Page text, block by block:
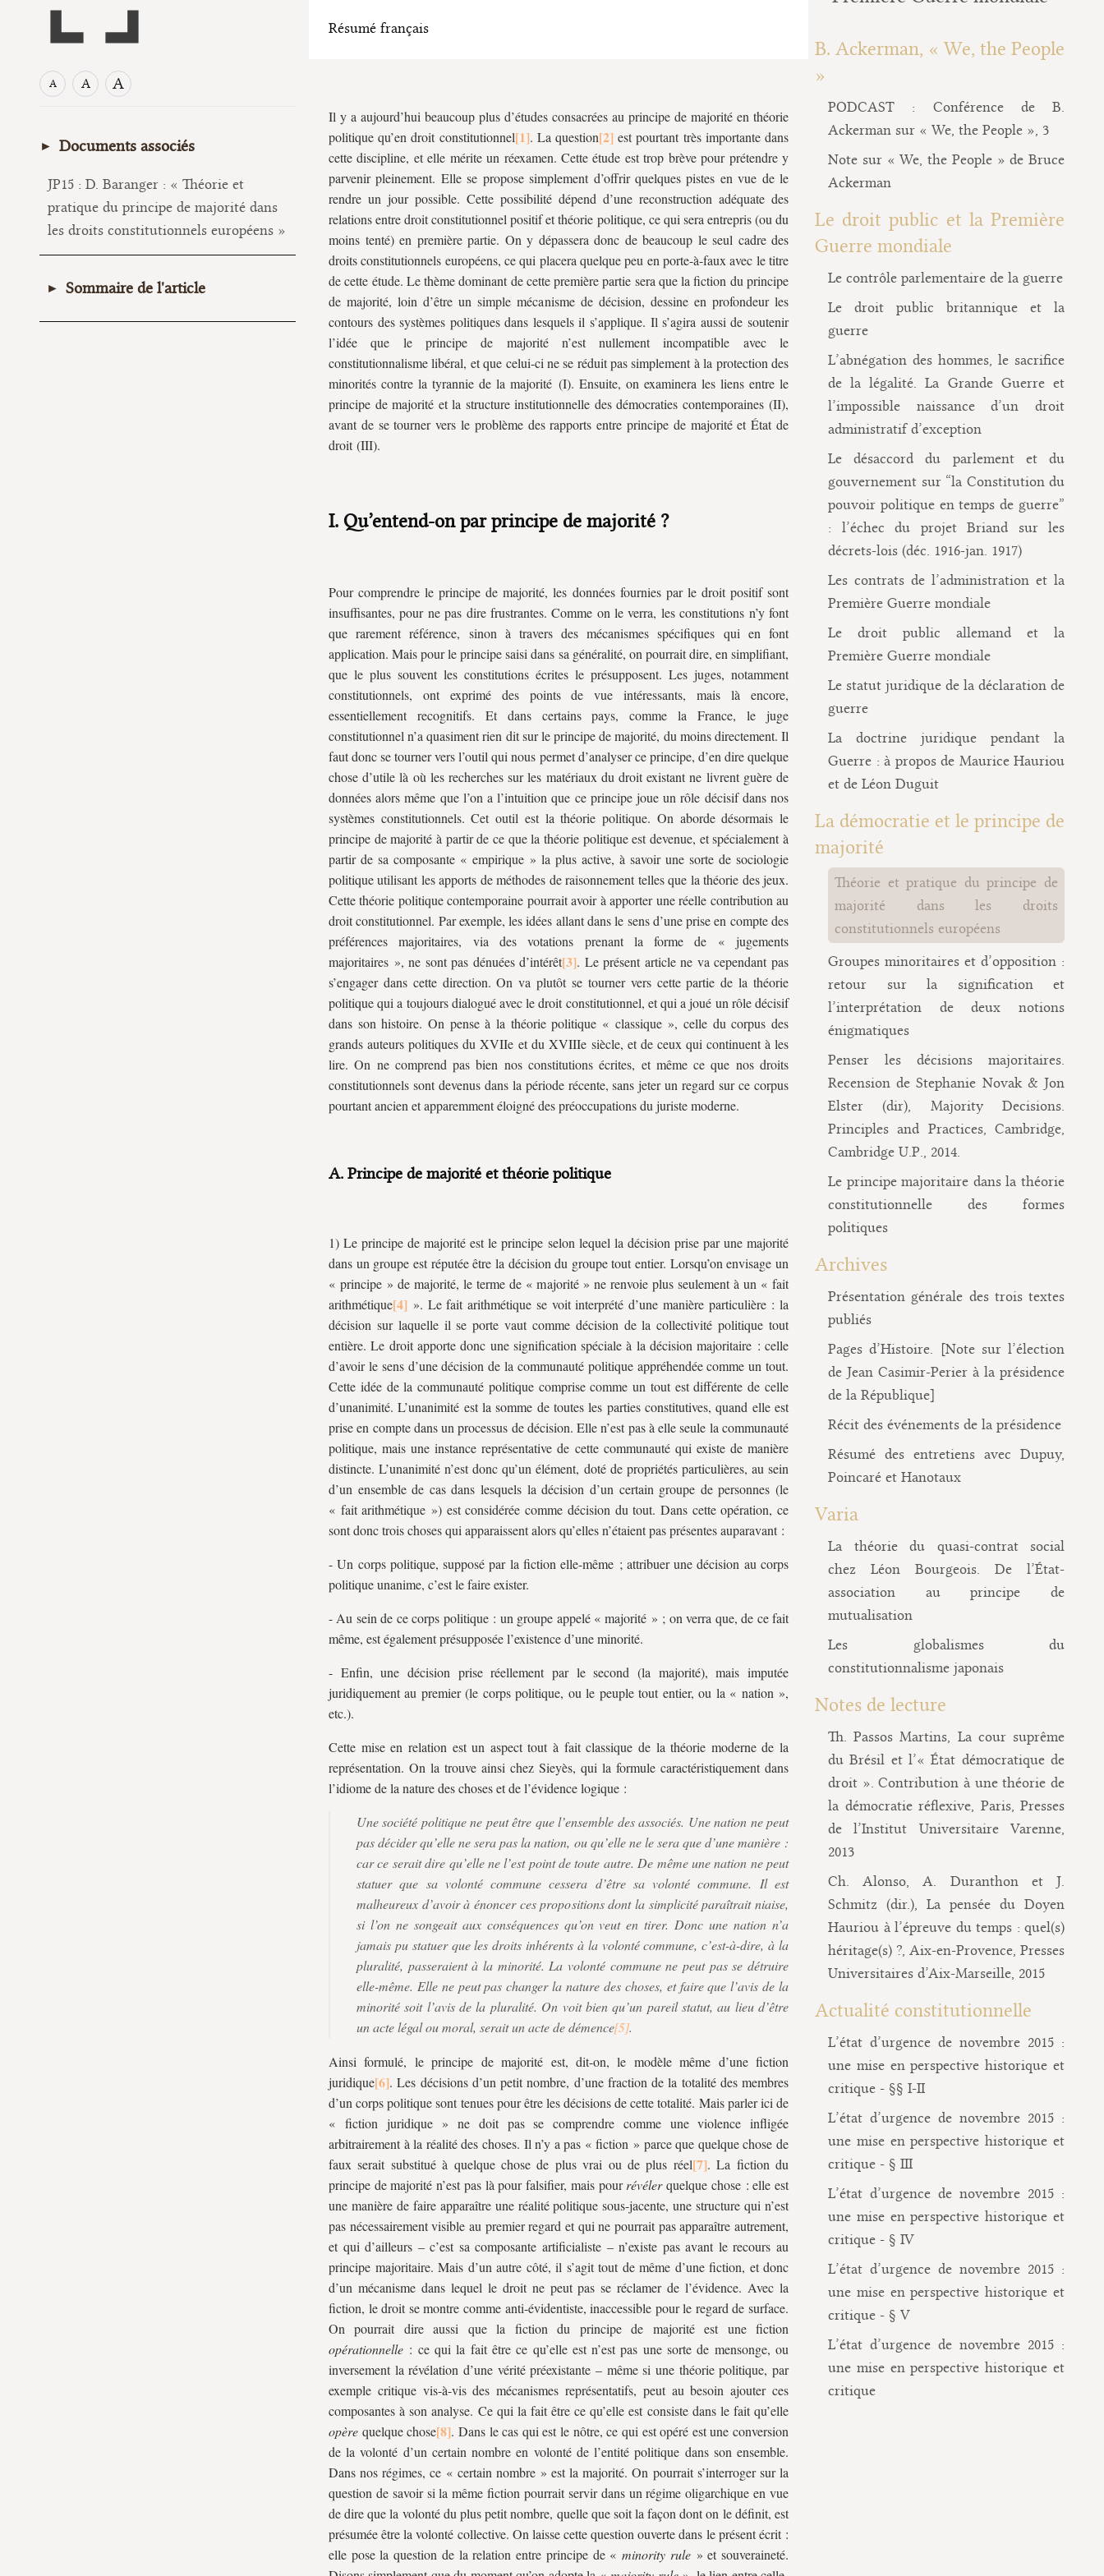
A A A
Documents associés
JP15 : D. Baranger : « Théorie et
pratique du principe de majorité dans
les droits constitutionnels européens »
Sommaire de l'article
I. Qu’entend-on par principe de
Résumé français
Il y a aujourd’hui beaucoup plus d’études consacrées au principe de majorité en théorie
politique qu’en droit constitutionnel
. La question
est pourtant très importante dans
cette discipline, et elle mérite un réexamen. Cette étude est trop brève pour prétendre y
parvenir pleinement. Elle se propose simplement d’offrir quelques pistes en vue de le
rendre un jour possible. Cette possibilité dépend d’une reconstruction adéquate des
relations entre droit constitutionnel positif et théorie politique, ce qui sera entrepris (ou du
moins tenté) en première partie. On y dépassera donc de beaucoup le seul cadre des
droits constitutionnels européens, ce qui placera quelque peu en porte-à-faux avec le titre
de cette étude. Le thème dominant de cette première partie sera que la fiction du principe
de majorité, loin d’être un simple mécanisme de décision, dessine en profondeur les
contours des systèmes politiques dans lesquels il s’applique. Il s’agira aussi de soutenir
l’idée que le principe de majorité n’est nullement incompatible avec le
constitutionnalisme libéral, et que celui-ci ne se réduit pas simplement à la protection des
minorités contre la tyrannie de la majorité (I). Ensuite, on examinera les liens entre le
principe de majorité et la structure institutionnelle des démocraties contemporaines (II),
avant de se tourner vers le problème des rapports entre principe de majorité etÉtat de
droit (III).
I. Qu’entend-on par principe de majorité ?
Pour comprendre le principe de majorité, les données fournies par le droit positif sont
insuffisantes, pour ne pas dire frustrantes. Comme on le verra, les constitutions n’y font
que rarement référence, sinon à travers des mécanismes spécifiques qui en font
application. Mais pour le principe saisi dans sa généralité, on pourrait dire, en simplifiant,
que le plus souvent les constitutions écrites le présupposent. Les juges, notamment
constitutionnels, ont exprimé des points de vue intéressants, mais là encore,
essentiellement recognitifs. Et dans certains pays, comme la France, le juge
constitutionnel n’a quasiment rien dit sur le principe de majorité, du moins directement. Il
faut donc se tourner vers l’outil qui nous permet d’analyser ce principe, d’en dire quelque
chose d’utile là où les recherches sur les matériaux du droit existant ne livrent guère de
données alors même que l’on a l’intuition que ce principe joue un rôle décisif dans nos
systèmes constitutionnels. Cet outil est la théorie politique. On aborde désormais le
principe de majorité à partir de ce que la théorie politique est devenue, et spécialement à
partir de sa composante « empirique » la plus active, à savoir une sorte de sociologie
politique utilisant les apports de méthodes de raisonnement telles que la théorie des jeux.
Cette théorie politique contemporaine pourrait avoir à apporter une réelle contribution au
droit constitutionnel. Par exemple, les idées allant dans le sens d’une prise en compte des
préférences majoritaires, via des votations prenant la forme de « jugements
majoritaires », ne sont pas dénuées d’intérêt
. Le présent article ne va cependant pas
s’engager dans cette direction. On va plutôt se tourner vers cette partie de la théorie
politique qui a toujours dialogué avec le droit constitutionnel, et qui a joué un rôle décisif
dans son histoire. On pense à la théorie politique « classique », celle du corpus des
grands auteurs politiques du XVIIe et du XVIIIe siècle, et de ceux qui continuent à les
lire. On ne comprend pas bien nos constitutions écrites, et même ce que nos droits
constitutionnels sont devenus dans la période récente, sans jeter un regard sur ce corpus
pourtant ancien et apparemment éloigné des préoccupations du juriste moderne.
A. Principe de majorité et théorie politique
1) Le principe de majorité est le principe selon lequel la décision prise par une majorité
dans un groupe est réputée être la décision du groupe tout entier. Lorsqu’on envisage un
« principe » de majorité, le terme de « majorité » ne renvoie plus seulement à un « fait
arithmétique
». Le fait arithmétique se voit interprété d’une manière particulière : la
décision sur laquelle il se porte vaut comme décision de la collectivité politique tout
entière. Le droit apporte donc une signification spéciale à la décision majoritaire : celle
d’avoir le sens d’une décision de la communauté politique appréhendée comme un tout.
Cette idée de la communauté politique comprise comme un tout est différente de celle
d’unanimité. L’unanimité est la somme de toutes les parties constitutives, quand elle est
prise en compte dans un processus de décision. Elle n’est pas à elle seule la communauté
politique, mais une instance représentative de cette communauté qui existe de manière
distincte. L’unanimité n’est donc qu’un élément, doté de propriétés particulières, au sein
d’un ensemble de cas dans lesquels la décision d’un certain groupe de personnes (le
« fait arithmétique ») est considérée comme décision du tout. Dans cette opération, ce
sont donc trois choses qui apparaissent alors qu’elles n’étaient pas présentes auparavant :
- Un corps politique, supposé par la fiction elle-même ; attribuer une décision au corps
politique unanime, c’est le faire exister.
- Au sein de ce corps politique : un groupe appelé « majorité » ; on verra que, de ce fait
même, est également présupposée l’existence d’une minorité.
- Enfin, une décision prise réellement par le second (la majorité), mais imputée
juridiquement au premier (le corps politique, ou le peuple tout entier, ou la « nation »,
etc.).
Cette mise en relation est un aspect tout à fait classique de la théorie moderne de la
représentation. On la trouve ainsi chez Sieyès, qui la formule caractéristiquement dans
l’idiome de la nature des choses et de l’évidence logique :
Une société politique ne peut être que l’ensemble des associés. Une nation ne peut
pas décider qu’elle ne sera pas la nation, ou qu’elle ne le sera que d’une manière :
car ce serait dire qu’elle ne l’est point de toute autre. De même une nation ne peut
statuer que sa volonté commune cessera d’être sa volonté commune. Il est
malheureux d’avoir à énoncer ces propositions dont la simplicité paraîtrait niaise,
si l’on ne songeait aux conséquences qu’on veut en tirer. Donc une nation n’a
jamais pu statuer que les droits inhérents à la volonté commune, c’est-à-dire, à la
pluralité, passeraient à la minorité. La volonté commune ne peut pas se détruire
elle-même. Elle ne peut pas changer la nature des choses, et faire que l’avis de la
minorité soit l’avis de la pluralité. On voit bien qu’un pareil statut, au lieu d’être
un acte légal ou moral, serait un acte de démence
.
Ainsi formulé, le principe de majorité est, dit-on, le modèle même d’une fiction
juridique
. Les décisions d’un petit nombre, d’une fraction de la totalité des membres
d’un corps politique sont tenues pour être les décisions de cette totalité. Mais parler ici de
« fiction juridique » ne doit pas se comprendre comme une violence infligée
arbitrairement à la réalité des choses. Il n’y a pas « fiction » parce que quelque chose de
faux serait substitué à quelque chose de plus vrai ou de plus réel
. La fiction du
principe de majorité n’est pas là pour falsifier, mais pourrévélerquelque chose : elle est
une manière de faire apparaître une réalité politique sous-jacente, une structure qui n’est
pas nécessairement visible au premier regard et qui ne pourrait pas apparaître autrement,
et qui d’ailleurs – c’est sa composante artificialiste – n’existe pas avant le recours au
principe majoritaire. Mais d’un autre côté, il s’agit tout de même d’une fiction, et donc
d’un mécanisme dans lequel le droit ne peut pas se réclamer de l’évidence. Avec la
fiction, le droit se montre comme anti-évidentiste, inaccessible pour le regard de surface.
On pourrait dire aussi que la fiction du principe de majorité est une fiction
opérationnelle : ce qui la fait être ce qu’elle est n’est pas une sorte de mensonge, ou
inversement la révélation d’une vérité préexistante – même si une théorie politique, par
exemple critique vis-à-vis des mécanismes représentatifs, peut au besoin ajouter ces
composantes à son analyse. Ce qui la fait être ce qu’elle est consiste dans le fait qu’elle
opère quelque chose
. Dans le cas qui est le nôtre, ce qui est opéré est une conversion
de la volonté d’un certain nombre en volonté de l’entité politique dans son ensemble.
Dans nos régimes, ce « certain nombre » est la majorité. On pourrait s’interroger sur la
question de savoir si la même fiction pourrait servir dans un régime oligarchique en vue
de dire que la volonté du plus petit nombre, quelle que soit la façon dont on le définit, est
présumée être la volonté collective. On laisse cette question ouverte dans le présent écrit :
elle pose la question de la relation entre principe de «minority rule» et souveraineté.
B. Ackerman, « We, the People
»
PODCAST : Conférence de B.
Ackerman sur « We, the People », 3
Note sur « We, the People » de Bruce
Ackerman
Le droit public et la Première
Guerre mondiale
Le contrôle parlementaire de la guerre
Le droit public britannique et la
guerre
L’abnégation des hommes, le sacrifice
de la légalité. La Grande Guerre et
l’impossible naissance d’un droit
administratif d’exception
Le désaccord du parlement et du
gouvernement sur “la Constitution du
pouvoir politique en temps de guerre”
: l’échec du projet Briand sur les
décrets-lois (déc. 1916-jan. 1917)
Les contrats de l’administration et la
Première Guerre mondiale
Le droit public allemand et la
Première Guerre mondiale
Le statut juridique de la déclaration de
guerre
La doctrine juridique pendant la
Guerre : à propos de Maurice Hauriou
et de Léon Duguit
La démocratie et le principe de
majorité
Théorie et pratique du principe de
majorité dans les droits
constitutionnels européens
Groupes minoritaires et d’opposition :
retour sur la signification et
l’interprétation de deux notions
énigmatiques
Penser les décisions majoritaires.
Recension de Stephanie Novak & Jon
Elster (dir), Majority Decisions.
Principles and Practices, Cambridge,
Cambridge U.P., 2014.
Le principe majoritaire dans la théorie
constitutionnelle des formes
politiques
Archives
Présentation générale des trois textes
publiés
Pages d’Histoire. [Note sur l’élection
de Jean Casimir-Perier à la présidence
de la République]
Récit des événements de la présidence
Résumé des entretiens avec Dupuy,
Poincaré et Hanotaux
Varia
La théorie du quasi-contrat social
chez Léon Bourgeois. De l’État-
association au principe de
mutualisation
Les globalismes du
constitutionnalisme japonais
Notes de lecture
Th. Passos Martins, La cour suprême
du Brésil et l’« État démocratique de
droit ». Contribution à une théorie de
la démocratie réflexive, Paris, Presses
de l’Institut Universitaire Varenne,
2013
Ch. Alonso, A. Duranthon et J.
Schmitz (dir.), La pensée du Doyen
Hauriou à l’épreuve du temps : quel(s)
héritage(s) ?, Aix-en-Provence, Presses
Universitaires d’Aix-Marseille, 2015
Actualité constitutionnelle
L’état d’urgence de novembre 2015 :
une mise en perspective historique et
critique - §§ I-II
L’état d’urgence de novembre 2015 :
une mise en perspective historique et
critique - § III
L’état d’urgence de novembre 2015 :
une mise en perspective historique et
critique - § IV
L’état d’urgence de novembre 2015 :
une mise en perspective historique et
critique - § V
L’état d’urgence de novembre 2015 :
une mise en perspective historique et
critique